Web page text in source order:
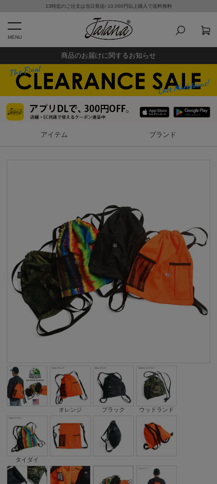
13時迄のご注文は当日発送/ 10,000円以上購入で送料無料
MENU
商品のお届けに関するお知らせ
アイテム ブランド
オレンジ ブラック ウッドランド
タイダイ